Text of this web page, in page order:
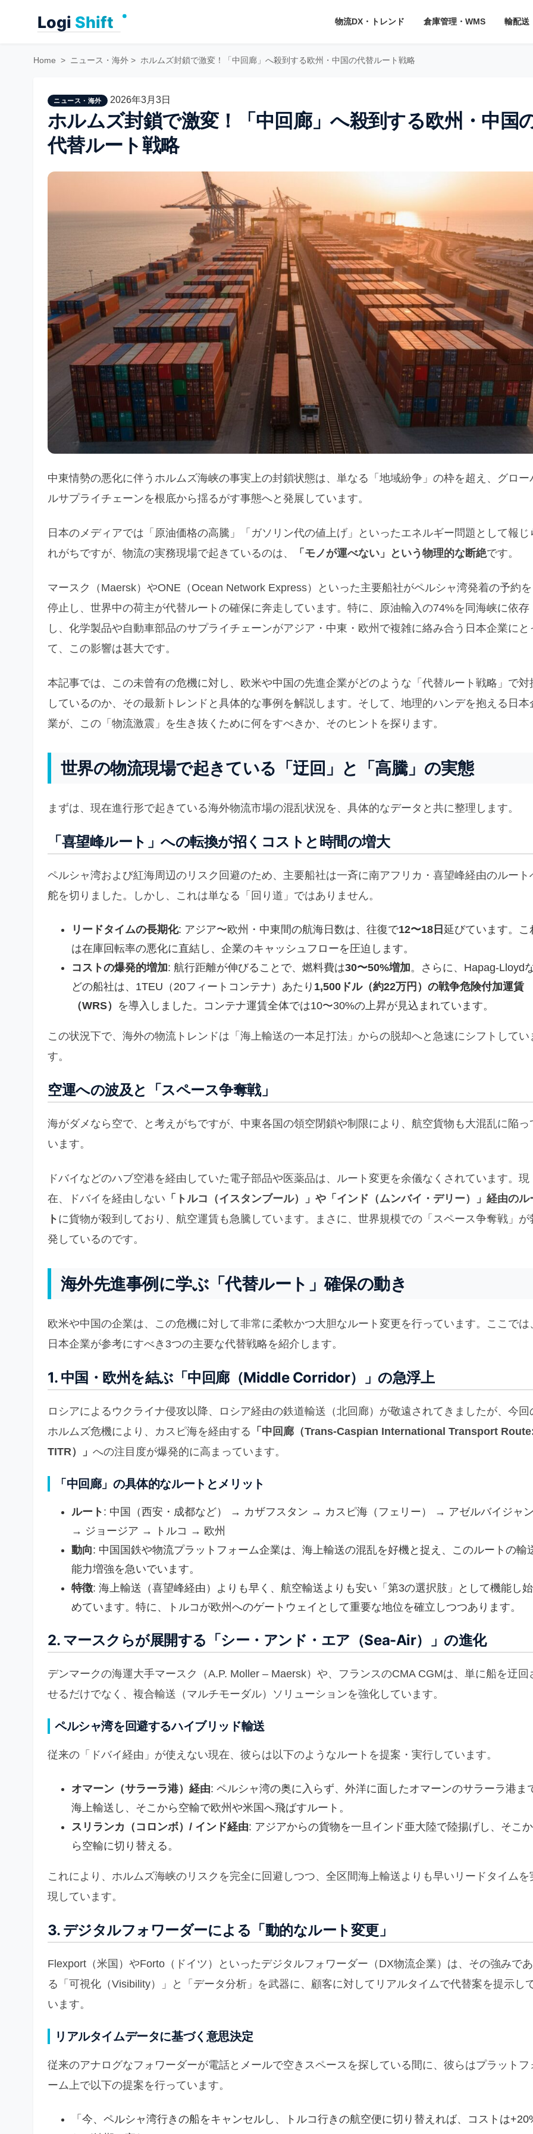
物流DX・トレンド 倉庫管理・WMS 輸配送
Home > ニュース・海外 > ホルムズ封鎖で激変！「中回廊」へ殺到する欧州・中国の代替ルート戦略
ニュース・海外 2026年3月3日
ホルムズ封鎖で激変！「中回廊」へ殺到する欧州・中国
代替ルート戦略
中東情勢の悪化に伴うホルムズ海峡の事実上の封鎖状態は、単なる「地域紛争」の枠を超え、グロー
ルサプライチェーンを根底から揺るがす事態へと発展しています。
日本のメディアでは「原油価格の高騰」「ガソリン代の値上げ」といったエネルギー問題として報じ
れがちですが、物流の実務現場で起きているのは、
「モノが運べない」という物理的な断絶です。
マースク（Maersk）やONE（Ocean Network Express）といった主要船社がペルシャ湾発着の予約を
停止し、世界中の荷主が代替ルートの確保に奔走しています。特に、原油輸入の74%を同海峡に依存
し、化学製品や自動車部品のサプライチェーンがアジア・中東・欧州で複雑に絡み合う日本企業にと
て、この影響は甚大です。
本記事では、この未曾有の危機に対し、欧米や中国の先進企業がどのような「代替ルート戦略」で対
しているのか、その最新トレンドと具体的な事例を解説します。そして、地理的ハンデを抱える日本
業が、この「物流激震」を生き抜くために何をすべきか、そのヒントを探ります。
世界の物流現場で起きている「迂回」と「高騰」の実態
まずは、現在進行形で起きている海外物流市場の混乱状況を、具体的なデータと共に整理します。
「喜望峰ルート」への転換が招くコストと時間の増大
ペルシャ湾および紅海周辺のリスク回避のため、主要船社は一斉に南アフリカ・喜望峰経由のルート
舵を切りました。しかし、これは単なる「回り道」ではありません。
リードタイムの長期化: アジア〜欧州・中東間の航海日数は、往復で12〜18日 延びています。こ
は在庫回転率の悪化に直結し、企業のキャッシュフローを圧迫します。
コストの爆発的増加: 航行距離が伸びることで、燃料費は30〜50%増加。さらに、Hapag-Lloyd
どの船社は、1TEU（20フィートコンテナ）あたり 1,500ドル（約22万円）の戦争危険付加運賃
（WRS） を導入しました。コンテナ運賃全体では10〜30%の上昇が見込まれています。
この状況下で、海外の物流トレンドは「海上輸送の一本足打法」からの脱却へと急速にシフトしてい
す。
空運への波及と「スペース争奪戦」
海がダメなら空で、と考えがちですが、中東各国の領空閉鎖や制限により、航空貨物も大混乱に陥っ
います。
ドバイなどのハブ空港を経由していた電子部品や医薬品は、ルート変更を余儀なくされています。現
在、ドバイを経由しない 「トルコ（イスタンブール）」や「インド（ムンバイ・デリー）」経由のル
ト に貨物が殺到しており、航空運賃も急騰しています。まさに、世界規模での「スペース争奪戦」が
発しているのです。
海外先進事例に学ぶ「代替ルート」確保の動き
欧米や中国の企業は、この危機に対して非常に柔軟かつ大胆なルート変更を行っています。ここでは
日本企業が参考にすべき3つの主要な代替戦略を紹介します。
1. 中国・欧州を結ぶ「中回廊（Middle Corridor）」の急浮上
ロシアによるウクライナ侵攻以降、ロシア経由の鉄道輸送（北回廊）が敬遠されてきましたが、今回
ホルムズ危機により、カスピ海を経由する 「中回廊（Trans-Caspian International Transport
TITR）」 への注目度が爆発的に高まっています。
「中回廊」の具体的なルートとメリット
ルート : 中国（西安・成都など） → カザフスタン → カスピ海（フェリー） → アゼルバイジャ
→ ジョージア → トルコ → 欧州
動向: 中国国鉄や物流プラットフォーム企業は、海上輸送の混乱を好機と捉え、このルートの輸
能力増強を急いでいます。
特徴: 海上輸送（喜望峰経由）よりも早く、航空輸送よりも安い「第3の選択肢」として機能し始
めています。特に、トルコが欧州へのゲートウェイとして重要な地位を確立しつつあります。
2. マースクらが展開する「シー・アンド・エア（Sea-Air）」の進化
デンマークの海運大手マースク（A.P. Moller – Maersk）や、フランスのCMA CGMは、単に船を迂回
せるだけでなく、複合輸送（マルチモーダル）ソリューションを強化しています。
ペルシャ湾を回避するハイブリッド輸送
従来の「ドバイ経由」が使えない現在、彼らは以下のようなルートを提案・実行しています。
オマーン（サラーラ港）経由: ペルシャ湾の奥に入らず、外洋に面したオマーンのサラーラ港ま
海上輸送し、そこから空輸で欧州や米国へ飛ばすルート。
スリランカ（コロンボ）/ インド経由: アジアからの貨物を一旦インド亜大陸で陸揚げし、そこか
ら空輸に切り替える。
これにより、ホルムズ海峡のリスクを完全に回避しつつ、全区間海上輸送よりも早いリードタイムを
現しています。
3. デジタルフォワーダーによる「動的なルート変更」
Flexport（米国）やForto（ドイツ）といったデジタルフォワーダー（DX物流企業）は、その強みであ
る「可視化（Visibility）」と「データ分析」を武器に、顧客に対してリアルタイムで代替案を提示し
います。
リアルタイムデータに基づく意思決定
従来のアナログなフォワーダーが電話とメールで空きスペースを探している間に、彼らはプラットフ
ーム上で以下の提案を行っています。
「今、ペルシャ湾行きの船をキャンセルし、トルコ行きの航空便に切り替えれば、コストは